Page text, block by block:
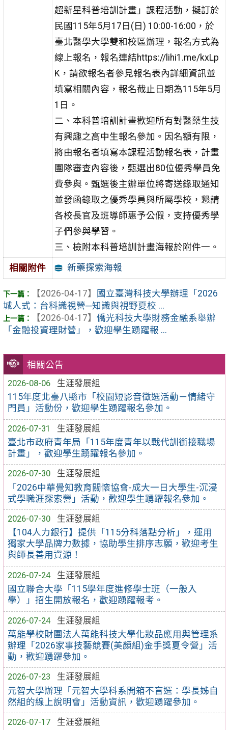
相關公告
2026-08-06
生涯發展組
115年度北臺八縣市「校園短影音徵選活動－情緒守
門員」活動份，歡迎學生踴躍報名參加。
2026-07-31
生涯發展組
臺北市政府青年局「115年度青年以戰代訓銜接職場
計畫」，歡迎學生踴躍報名參加。
2026-07-30
生涯發展組
「2026中華覺知教育關懷協會-成大一日大學生-沉浸
式學職涯探索營」活動，歡迎學生踴躍報名參加。
2026-07-30
生涯發展組
【104人力銀行】提供「115分科落點分析」，運用
獨家大學品牌力數據，協助學生排序志願，歡迎考生
與師長善用資源！
2026-07-24
生涯發展組
國立聯合大學「115學年度進修學士班（一般入
學）」招生開放報名，歡迎踴躍報考。
2026-07-24
生涯發展組
萬能學校財團法人萬能科技大學化妝品應用與管理系
辦理「2026家事技藝競賽(美顏組)金手獎夏令營」活
動，歡迎踴躍參加。
2026-07-23
生涯發展組
元智大學辦理「元智大學科系開箱不盲選：學長姊自
然組的線上說明會」活動資訊，歡迎踴躍參加。
2026-07-17
生涯發展組
超新星科普培訓計畫」課程活動，擬訂於
民國115年5月17日(日) 10:00-16:00，於
臺北醫學大學雙和校區辦理，報名方式為
線上報名，報名連結https://lihi1.me/kxLp
K，請欲報名者參見報名表內詳細資訊並
填寫相關內容，報名截止日期為115年5月
1日。
二、本科普培訓計畫歡迎所有對醫藥生技
有興趣之高中生報名參加。因名額有限，
將由報名者填寫本課程活動報名表，計畫
團隊審查內容後，甄選出80位優秀學員免
費參與。甄選後主辦單位將寄送錄取通知
並發函錄取之優秀學員與所屬學校，懇請
各校長官及班導師惠予公假，支持優秀學
子們參與學習。
三、檢附本科普培訓計畫海報於附件一。
相關附件 新藥探索海報
【2026-04-17】
國立臺灣科技大學辦理「2026
城人式：台科識視營─知識與視野夏校 ...
【2026-04-17】 僑光科技大學財務金融系舉辦
「金融投資理財營」，歡迎學生踴躍報 ...